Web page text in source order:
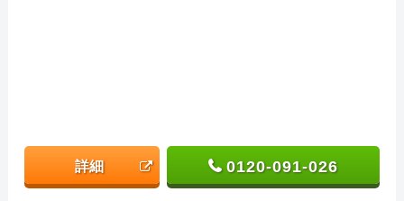
詳細 0120-091-026